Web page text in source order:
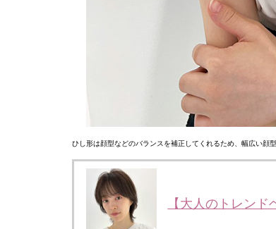
ひし形は顔型などのバランスを補正してくれるため、幅広い顔
【大人のトレン